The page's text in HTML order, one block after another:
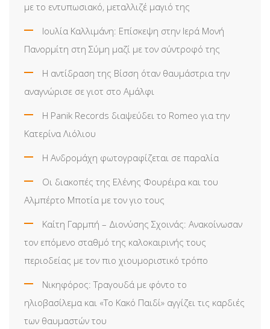
με το εντυπωσιακό, μεταλλιζέ μαγιό της
Ιουλία Καλλιμάνη: Επίσκεψη στην Ιερά Μονή
Πανορμίτη στη Σύμη μαζί με τον σύντροφό της
Η αντίδραση της Βίσση όταν θαυμάστρια την
αναγνώρισε σε γιοτ στο Αμάλφι
Η Panik Records διαψεύδει το Romeo για την
Κατερίνα Λιόλιου
Η Ανδρομάχη φωτογραφίζεται σε παραλία
Οι διακοπές της Ελένης Φουρέιρα και του
Αλμπέρτο Μποτία με τον γιο τους
Καίτη Γαρμπή – Διονύσης Σχοινάς: Ανακοίνωσαν
τον επόμενο σταθμό της καλοκαιρινής τους
περιοδείας με τον πιο χιουμοριστικό τρόπο
Νικηφόρος: Τραγουδά με φόντο το
ηλιοβασίλεμα και «Το Κακό Παιδί» αγγίζει τις καρδιές
των θαυμαστών του